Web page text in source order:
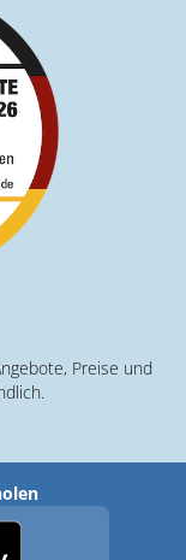
Preise und